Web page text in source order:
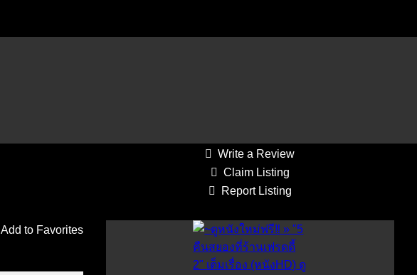
Add to Favorites
Write a Review
Claim Listing
Report Listing